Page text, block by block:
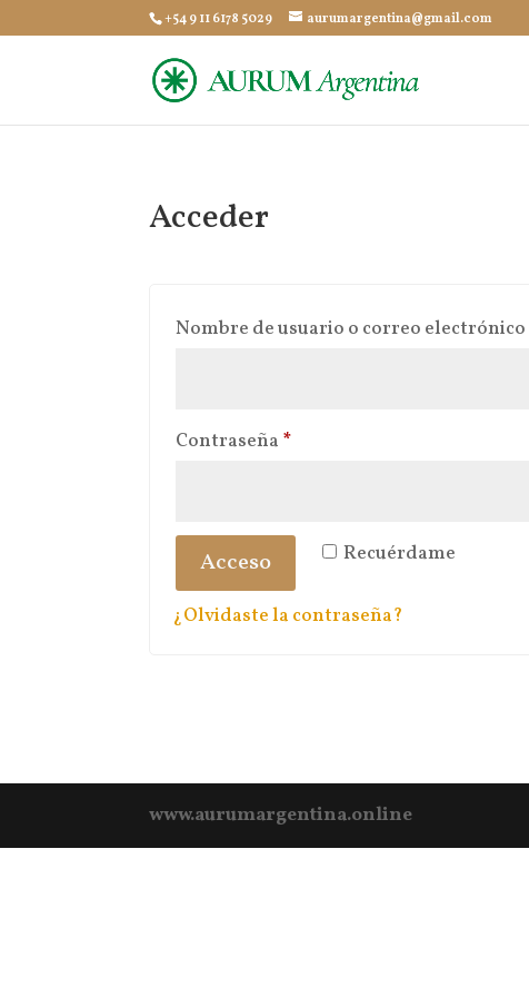
+54 9 11 6178 5029 aurumargentina@gmail.com
Acceder
Nombre de usuario o correo electrónico
Contraseña *Obligatorio
Recuérdame
Acceso
¿Olvidaste la contraseña?
www.aurumargentina.online